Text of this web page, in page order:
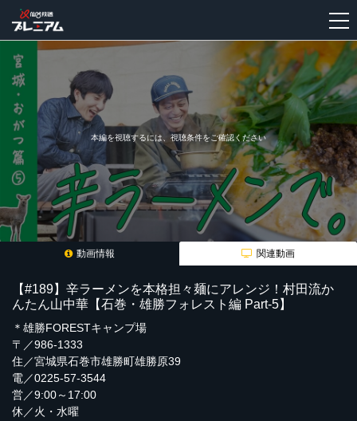
新
規
登
録
本編を視聴するには、視聴条件をご確認ください
動画情報 関連動画
【#189】辛ラーメンを本格担々麺にアレンジ！村田流か
んたん山中華【石巻・雄勝フォレスト編 Part-5】
＊雄勝FORESTキャンプ場
〒／986-1333
住／宮城県石巻市雄勝町雄勝原39
電／0225-57-3544
営／9:00～17:00
休／火・水曜